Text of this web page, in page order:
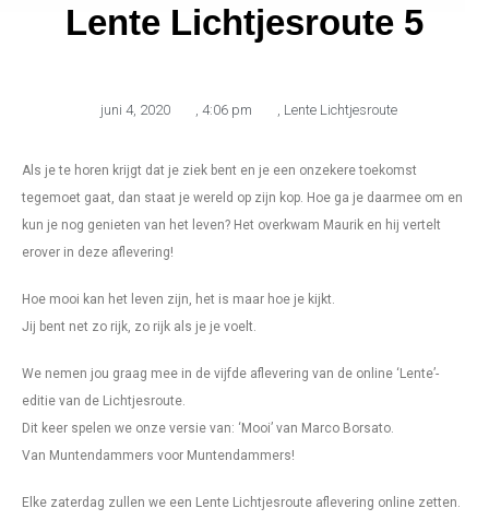
Lente Lichtjesroute 5
juni 4, 2020 4:06 pm Lente Lichtjesroute
Als je te horen krijgt dat je ziek bent en je een onzekere toekomst
tegemoet gaat, dan staat je wereld op zijn kop. Hoe ga je daarmee om en
kun je nog genieten van het leven? Het overkwam Maurik en hij vertelt
erover in deze aflevering!
Hoe mooi kan het leven zijn, het is maar hoe je kijkt.
Jij bent net zo rijk, zo rijk als je je voelt.
We nemen jou graag mee in de vijfde aflevering van de online ‘Lente’-
editie van de Lichtjesroute.
Dit keer spelen we onze versie van: ‘Mooi’ van Marco Borsato.
Van Muntendammers voor Muntendammers!
Elke zaterdag zullen we een Lente Lichtjesroute aflevering online zetten.